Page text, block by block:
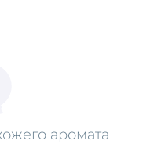
аромата